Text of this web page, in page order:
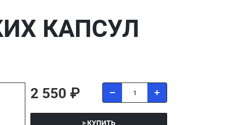
КАПСУЛ
2 550 ₽
> КУПИТЬ